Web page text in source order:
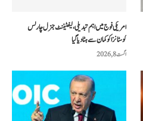
امریکی فوج میں اہم تبدیلی، لیفٹیننٹ جنرل چارلس
کوسٹانزا کو کمان سے ہٹا دیا گیا
اگست 8, 2026